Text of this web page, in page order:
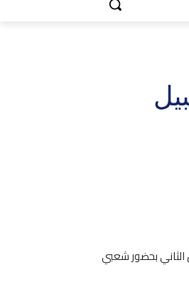
مأدبة عشاء في مدينة جبيل، وذلك يوم الجمعة الواقع في ٢٣ كانون الثاني بحضور شعبي